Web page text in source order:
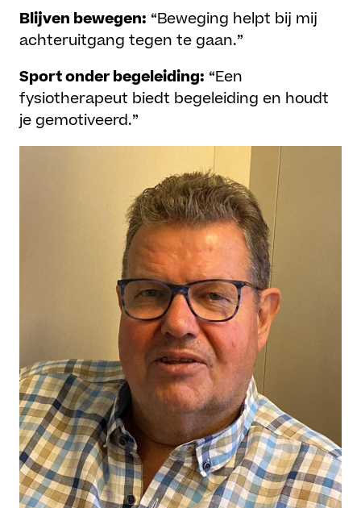
Blijven bewegen: “Beweging helpt bij mij
achteruitgang tegen te gaan.”
Sport onder begeleiding: “Een
fysiotherapeut biedt begeleiding en houdt
je gemotiveerd.”